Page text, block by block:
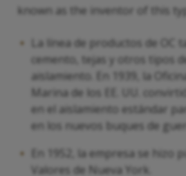
known as the inventor of this
La línea de productos de OC
cemento, tejas y otros tipos
aislamiento. En 1939, la
Marina de los EE. UU.
en el aislamiento estándar
en los nuevos buques de
En 1952, la empresa se hizo
Valores de Nueva York.